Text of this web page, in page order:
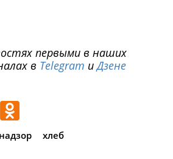
первыми в наших
в Telegram иДзене
VK
хлеб